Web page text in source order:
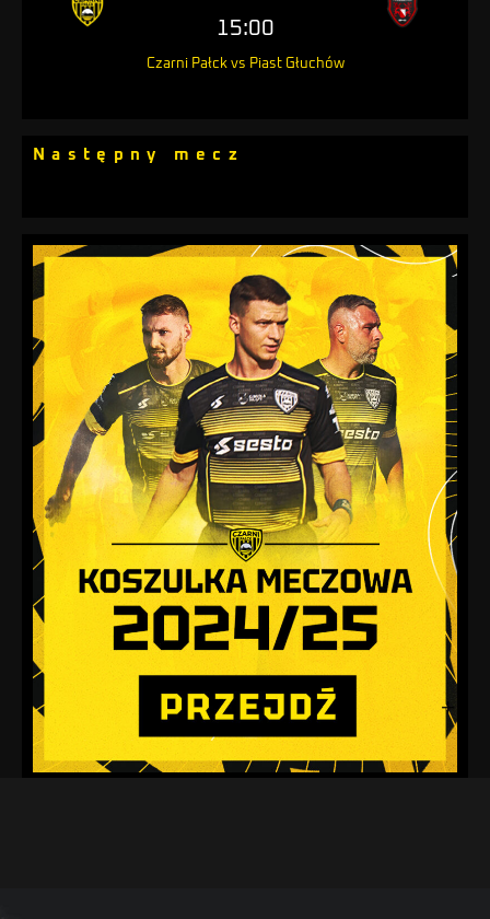
15:00
Czarni Pałck vs Piast Głuchów
Następny mecz